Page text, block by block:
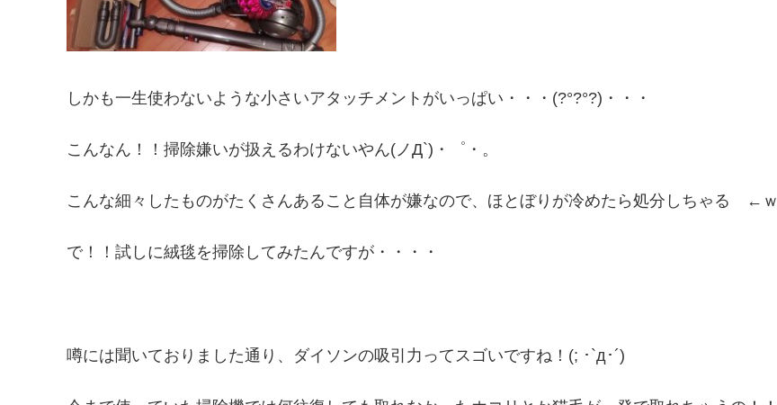
しかも一生使わないような小さいアタッチメントがいっぱい・・・(?°?°?)・・・
こんなん！！掃除嫌いが扱えるわけないやん(ノД`)・゜・。
こんな細々したものがたくさんあること自体が嫌なので、ほとぼりが冷めたら処分しちゃる ←ｗ
で！！試しに絨毯を掃除してみたんですが・・・・
噂には聞いておりました通り、ダイソンの吸引力ってスゴいですね！(; ･`д･´)